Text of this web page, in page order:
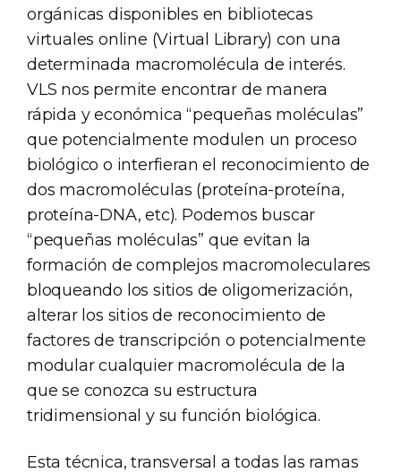
orgánicas disponibles en bibliotecas
virtuales online (Virtual Library) con una
determinada macromolécula de interés.
VLS nos permite encontrar de manera
rápida y económica “pequeñas moléculas”
que potencialmente modulen un proceso
biológico o interfieran el reconocimiento de
dos macromoléculas (proteína-proteína,
proteína-DNA, etc). Podemos buscar
“pequeñas moléculas” que evitan la
formación de complejos macromoleculares
bloqueando los sitios de oligomerización,
alterar los sitios de reconocimiento de
factores de transcripción o potencialmente
modular cualquier macromolécula de la
que se conozca su estructura
tridimensional y su función biológica.
Esta técnica, transversal a todas las ramas